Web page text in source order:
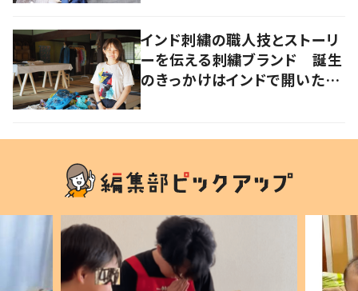
インド刺繍の職人技とストーリ
ーを伝える刺繍ブランド 誕生
のきっかけはインドで開いたフ